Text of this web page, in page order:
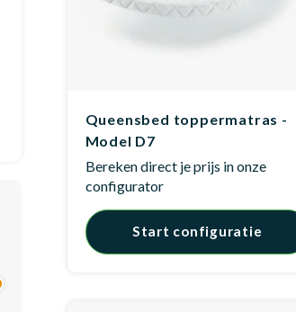
Queensbed toppermatras -
Model D7
Bereken direct je prijs in onze
configurator
Start configuratie